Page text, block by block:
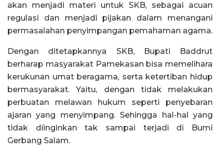
akan menjadi materi untuk SKB, sebagai acuan
regulasi dan menjadi pijakan dalam menangani
permasalahan penyimpangan pemahaman agama.
Dengan ditetapkannya SKB, Bupati Baddrut
berharap masyarakat Pamekasan bisa memelihara
kerukunan umat beragama, serta ketertiban hidup
bermasyarakat. Yaitu, dengan tidak melakukan
perbuatan melawan hukum seperti penyebaran
ajaran yang menyimpang. Sehingga hal-hal yang
tidak diinginkan tak sampai terjadi di Bumi
Gerbang Salam.